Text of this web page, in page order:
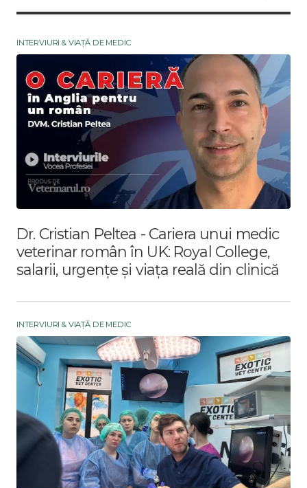
INTERVIURI & VIAȚĂ DE MEDIC
Dr. Cristian Peltea - Cariera unui medic
veterinar român în UK: Royal College,
salarii, urgențe și viața reală din clinică
INTERVIURI & VIAȚĂ DE MEDIC